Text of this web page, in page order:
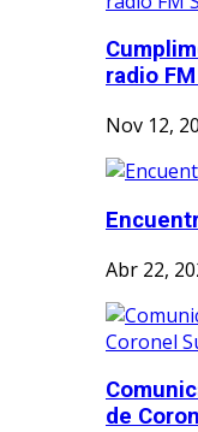
radio
Nov 12,
Abr 22,
de